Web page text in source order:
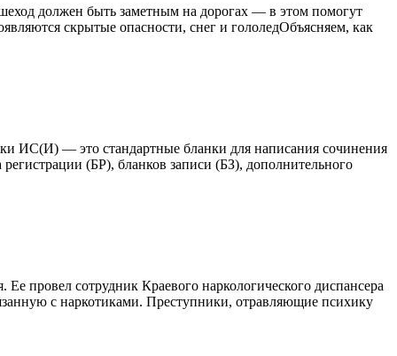
должен быть заметным на дорогах — в этом помогут
скрытые опасности, снег и гололедОбъясняем, как
ИС(И) — это стандартные бланки для написания сочинения
(БР), бланков записи (БЗ), дополнительного
провел сотрудник Краевого наркологического диспансера
с наркотиками. Преступники, отравляющие психику